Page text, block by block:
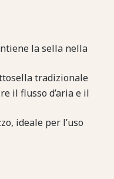
la sella nella
tradizionale
il flusso d’aria e il
ideale per l’uso